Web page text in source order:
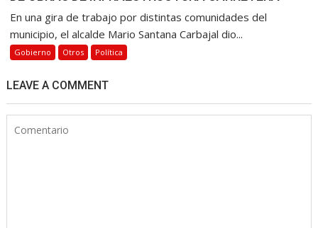
En una gira de trabajo por distintas comunidades del
municipio, el alcalde Mario Santana Carbajal dio...
Gobierno Otros Política
LEAVE A COMMENT